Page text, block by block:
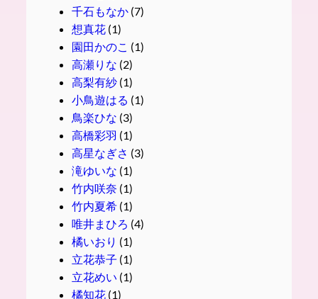
千石もなか(7)
想真花(1)
園田かのこ (1)
高瀬りな (2)
高梨有紗(1)
小鳥遊はる (1)
鳥楽ひな (3)
高橋彩羽 (1)
高星なぎさ (3)
滝ゆいな (1)
竹内咲奈 (1)
竹内夏希(1)
唯井まひろ (4)
橘いおり (1)
立花恭子 (1)
立花めい (1)
橘知花(1)